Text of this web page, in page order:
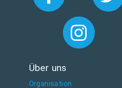
Über uns
Organisation